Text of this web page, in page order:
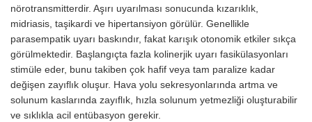
nörotransmitterdir. Aşırı uyarılması sonu­cunda kızarıklık,
midriasis, taşikardi ve hipertansiyon görülür. Genel­likle
parasempatik uyarı baskındır, fakat karışık otonomik etkiler sıkça
görülmektedir. Başlangıçta fazla kolinerjik uyarı fasikülasyonları
stimüle eder, bunu takiben çok hafif veya tam paralize kadar
değişen zayıflık oluşur. Hava yolu sekresyonlarında artma ve
solunum kaslarında zayıflık, hızla solunum yetmezliği oluşturabilir
ve sıklıkla acil entübasyon gerekir.